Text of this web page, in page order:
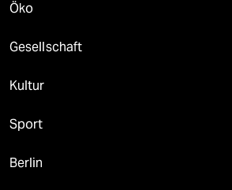
Öko
Gesellschaft
Kultur
Sport
Berlin